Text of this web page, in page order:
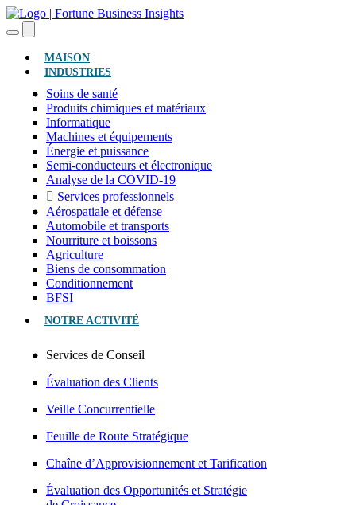
MAISON(ACTUEL)
INDUSTRIES
Soins de santé
Produits chimiques et matériaux
Informatique
Machines et équipements
Énergie et puissance
Semi-conducteurs et électronique
Analyse de la COVID-19
Services professionnels
Aérospatiale et défense
Automobile et transports
Nourriture et boissons
Agriculture
Biens de consommation
Conditionnement
BFSI
NOTRE ACTIVITÉ
Services de Conseil
Évaluation des Clients
Veille Concurrentielle
Feuille de Route Stratégique
Chaîne d’Approvisionnement et Tarification
Évaluation des Opportunités et Stratégie